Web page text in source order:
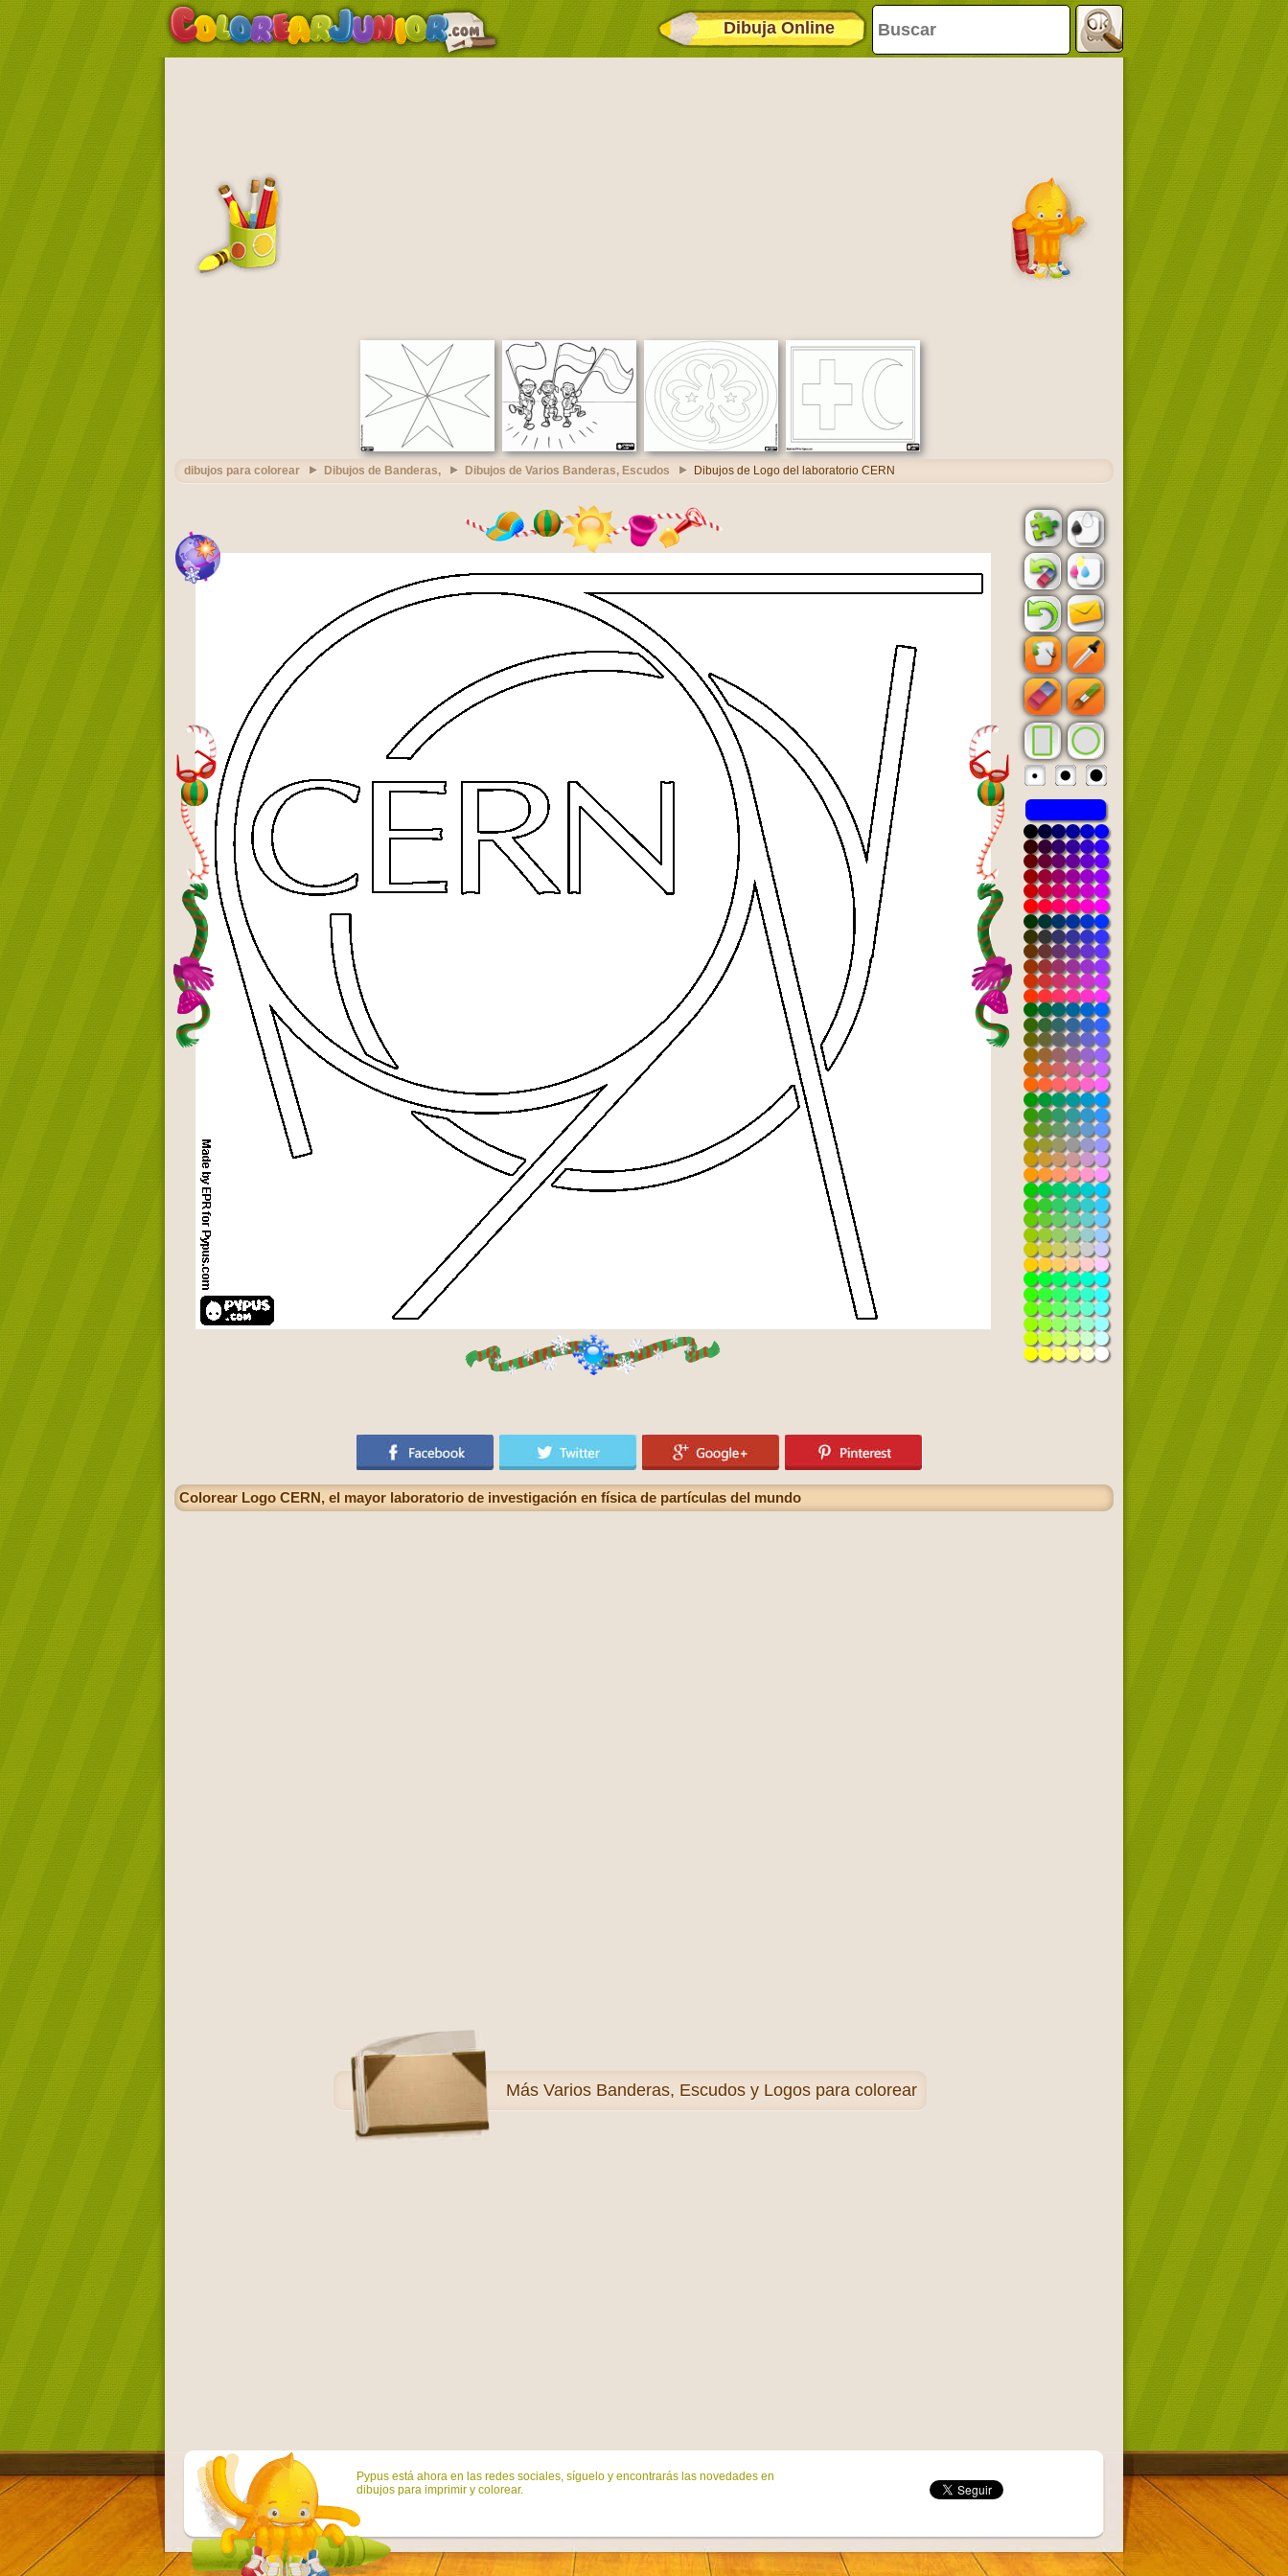
Dibuja Online
dibujos para colorear Dibujos de Banderas, Dibujos de Varios Banderas, Escudos Dibujos de Logo del laboratorio CERN
Colorear Logo CERN, el mayor laboratorio de investigación en física de partículas del mundo
Más Varios Banderas, Escudos y Logos para colorear
Pypus está ahora en las redes sociales, síguelo y encontrarás las novedades en
dibujos para imprimir y colorear.